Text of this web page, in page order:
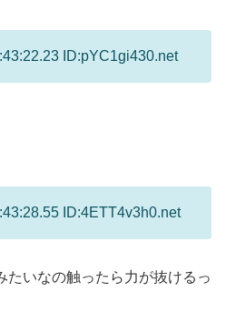
ID:pYC1gi430.net
ID:4ETT4v3h0.net
たいなの触ったら力が抜けるっ